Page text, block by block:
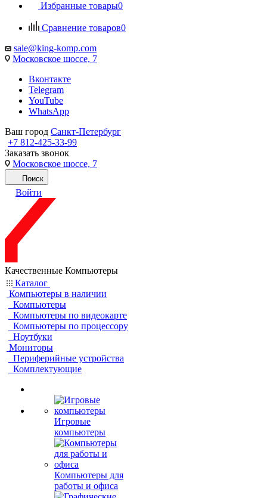
Избранные товары0
Сравнение товаров0
sale@king-komp.com
Московское шоссе, 7
Вконтакте
Telegram
YouTube
WhatsApp
Ваш город Санкт-Петербург
+7 812-425-33-99
Заказать звонок
Московское шоссе, 7
Поиск
Войти
Качественные Компьютеры
Каталог
Компьютеры в наличии
Компьютеры
Компьютеры по видеокарте
Компьютеры по процессору
Ноутбуки
Мониторы
Периферийные устройства
Комплектующие
Игровые
компьютеры
Компьютеры для
работы и офиса